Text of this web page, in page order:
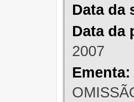
Data da
Data da
2007
Ementa: